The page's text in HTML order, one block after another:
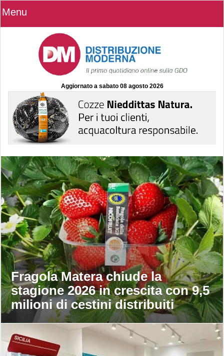
Menu
Aggiornato a sabato 08 agosto 2026
Fragola Matera chiude la
stagione 2026 in crescita con 9,5
milioni di cestini distribuiti